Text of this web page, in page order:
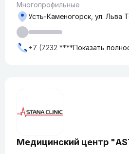
Многопрофильные
Усть-Каменогорск, ул. Льва
+7 (7232 ****Показать
Медицинский центр